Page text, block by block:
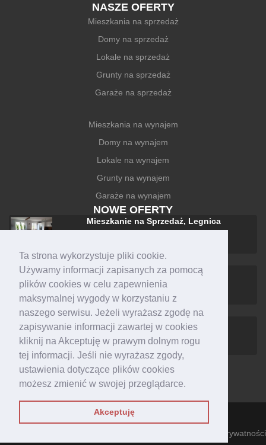
Ta strona wykorzystuje pliki cookie.
Używamy informacji zapisanych za pomocą
plików cookies w celu zapewnienia
maksymalnej wygody w korzystaniu z
naszego serwisu. Jeżeli wyrażasz zgodę na
zapisywanie informacji zawartej w cookies
kliknij na Akceptuję w prawym dolnym rogu
tej informacji. Jeśli nie wyrażasz zgody,
ustawienia dotyczące plików cookies
możesz zmienić w swojej przeglądarce.
Akceptuję
NASZE OFERTY
Mieszkania na sprzedaż
Domy na sprzedaż
Lokale na sprzedaż
Grunty na sprzedaż
Garaże na sprzedaż
Mieszkania na wynajem
Domy na wynajem
Lokale na wynajem
Grunty na wynajem
Garaże na wynajem
NOWE OFERTY
Mieszkanie na Sprzedaż, Legnica
Dom na Sprzedaż, Legnica
1 590 000 zł
Mieszkanie na Wynajem, Legnica
1 600 zł +czynsz
Polityka Prywatności